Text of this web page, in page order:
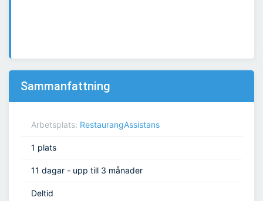
Sammanfattning
Arbetsplats: RestaurangAssistans
1 plats
11 dagar - upp till 3 månader
Deltid